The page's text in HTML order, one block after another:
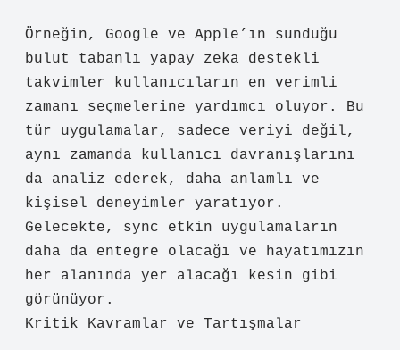
Örneğin, Google ve Apple’ın sunduğu
bulut tabanlı yapay zeka destekli
takvimler kullanıcıların en verimli
zamanı seçmelerine yardımcı oluyor. Bu
tür uygulamalar, sadece veriyi değil,
aynı zamanda kullanıcı davranışlarını
da analiz ederek, daha anlamlı ve
kişisel deneyimler yaratıyor.
Gelecekte, sync etkin uygulamaların
daha da entegre olacağı ve hayatımızın
her alanında yer alacağı kesin gibi
görünüyor.
Kritik Kavramlar ve Tartışmalar